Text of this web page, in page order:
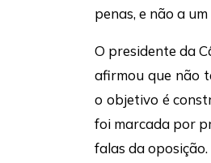
penas, e não a
O presidente da
afirmou que não
o objetivo é
foi marcada por
falas da oposição.